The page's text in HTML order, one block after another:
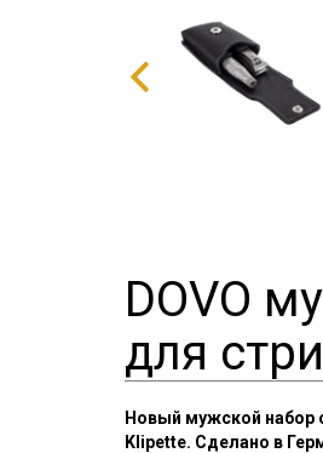
DOVO
для
Новый мужской набор
Klipette. Сделано в